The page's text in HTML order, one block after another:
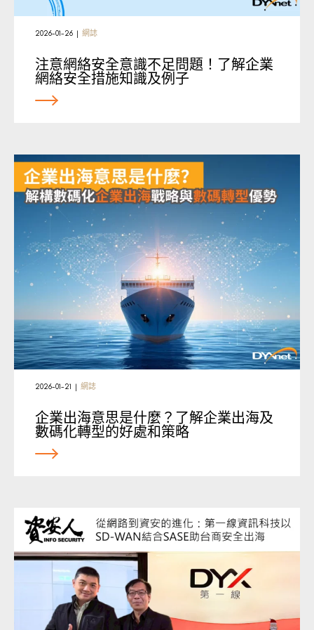
2026-01-26 | 網誌
注意網絡安全意識不足問題！了解企業
網絡安全措施知識及例子
2026-01-21 | 網誌
企業出海意思是什麼？了解企業出海及
數碼化轉型的好處和策略